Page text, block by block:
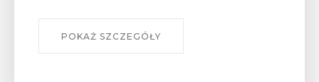
POKAŻ SZCZEGÓŁY